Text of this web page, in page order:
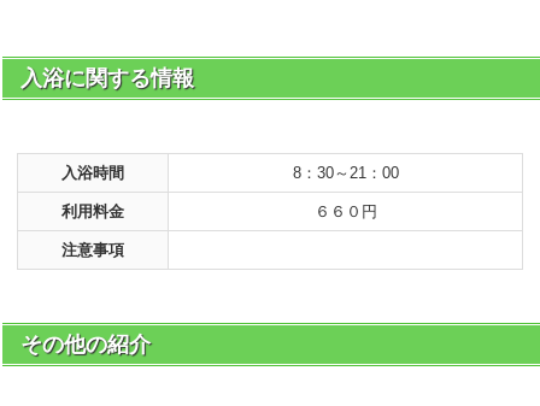
入浴に関する情報
入浴時間 8：30～21：00
利用料金 ６６０円
注意事項
その他の紹介